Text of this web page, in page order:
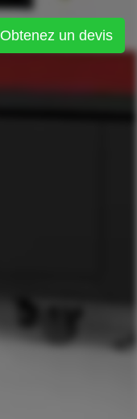
Obtenez un devis